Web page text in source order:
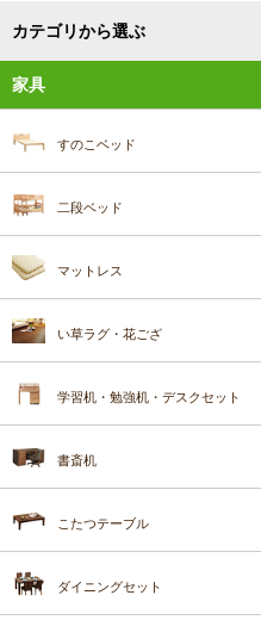
カテゴリから選ぶ
家具
すのこベッド
二段ベッド
マットレス
い草ラグ・花ござ
学習机・勉強机・デスクセット
書斎机
こたつテーブル
ダイニングセット